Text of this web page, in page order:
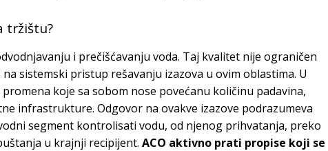
tržištu?
i prečišćavanju voda. Taj kvalitet nije ograničen
sistemski pristup rešavanju izazova u ovim oblastima. U
koje sa sobom nose povećanu količinu padavina,
infrastrukture. Odgovor na ovakve izazove podrazumeva
segment kontrolisati vodu, od njenog prihvatanja, preko
u krajnji recipijent. ACO aktivno prati propise koji se